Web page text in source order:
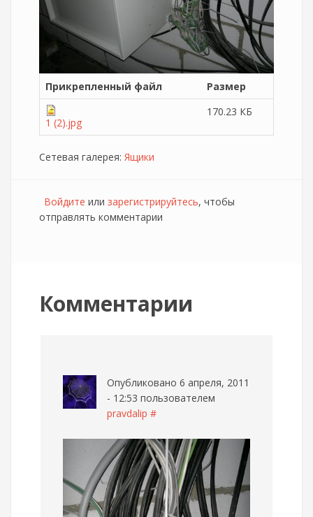
Прикрепленный файл Размер
1 (2).jpg
170.23 КБ
Сетевая галерея: Ящики
Войдите или зарегистрируйтесь, чтобы
отправлять комментарии
Комментарии
Опубликовано 6 апреля, 2011
- 12:53 пользователем
pravdalip #